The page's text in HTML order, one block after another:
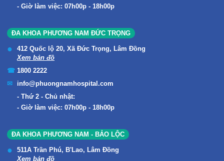
Giờ làm việc: 07h00p - 18h00p
ĐA KHOA PHƯƠNG NAM ĐỨC TRỌNG
412 Quốc lộ 20, Xã Đức Trọng, Lâm Đồng
Xem bản đồ
1800 2222
info@phuongnamhospital.com
Thứ 2 - Chủ nhật:
Giờ làm việc: 07h00p - 18h00p
ĐA KHOA PHƯƠNG NAM - BẢO LỘC
511A Trần Phú, B'Lao, Lâm Đồng
Xem bản đồ